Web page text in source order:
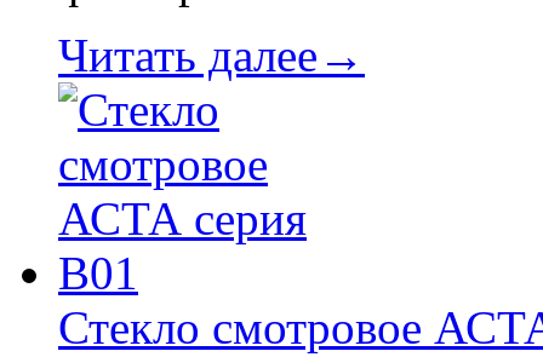
Читать далее→
Стекло смотровое